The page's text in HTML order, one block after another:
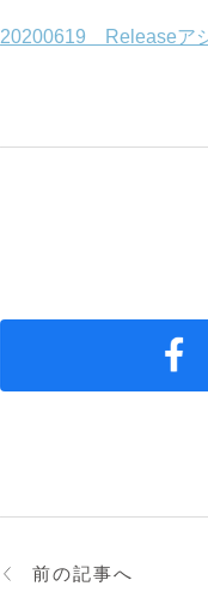
20200619 Releaseア
前の記事へ